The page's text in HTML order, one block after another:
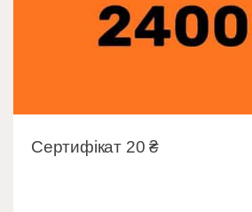
Сертифікат 20 ₴